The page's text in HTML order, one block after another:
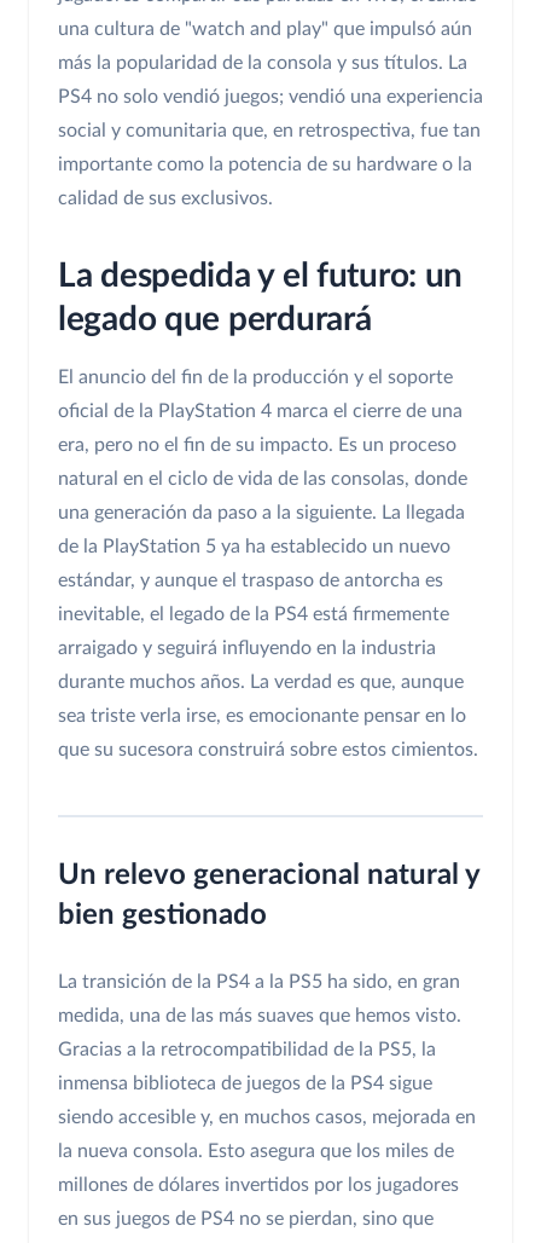
una cultura de "watch and play" que impulsó aún
más la popularidad de la consola y sus títulos. La
PS4 no solo vendió juegos; vendió una experiencia
social y comunitaria que, en retrospectiva, fue tan
importante como la potencia de su hardware o la
calidad de sus exclusivos.
La despedida y el futuro: un
legado que perdurará
El anuncio del fin de la producción y el soporte
oficial de la PlayStation 4 marca el cierre de una
era, pero no el fin de su impacto. Es un proceso
natural en el ciclo de vida de las consolas, donde
una generación da paso a la siguiente. La llegada
de la PlayStation 5 ya ha establecido un nuevo
estándar, y aunque el traspaso de antorcha es
inevitable, el legado de la PS4 está firmemente
arraigado y seguirá influyendo en la industria
durante muchos años. La verdad es que, aunque
sea triste verla irse, es emocionante pensar en lo
que su sucesora construirá sobre estos cimientos.
Un relevo generacional natural y
bien gestionado
La transición de la PS4 a la PS5 ha sido, en gran
medida, una de las más suaves que hemos visto.
Gracias a la retrocompatibilidad de la PS5, la
inmensa biblioteca de juegos de la PS4 sigue
siendo accesible y, en muchos casos, mejorada en
la nueva consola. Esto asegura que los miles de
millones de dólares invertidos por los jugadores
en sus juegos de PS4 no se pierdan, sino que